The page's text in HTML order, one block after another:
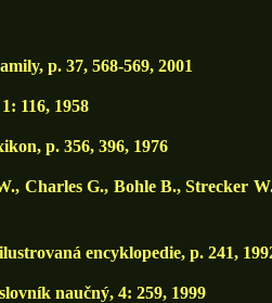
p. 37, 568-569, 2001
116, 1958
p. 356, 396, 1976
Charles G., Bohle B., Strecker
encyklopedie, p. 241,
naučný, 4: 259, 1999